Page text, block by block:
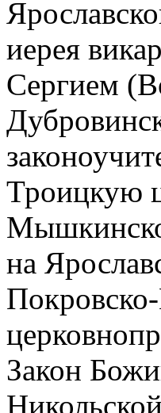
иерея
Сергием
Троицкую
на
Закон